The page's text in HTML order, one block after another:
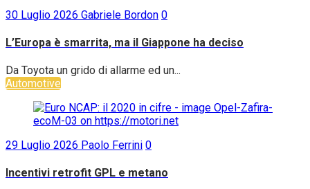
30 Luglio 2026 Gabriele Bordon 0
L’Europa è smarrita, ma il Giappone ha deciso
Da Toyota un grido di allarme ed un...
Automotive
29 Luglio 2026 Paolo Ferrini 0
Incentivi retrofit GPL e metano